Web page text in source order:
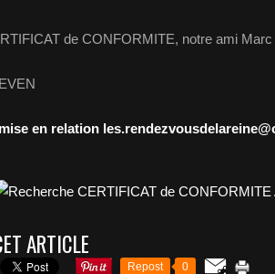
de CONFORMITE, notre ami
en relation
ARTICLE
Repost 0